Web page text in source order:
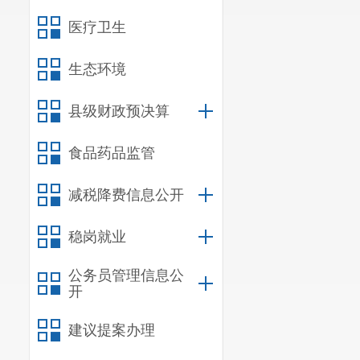
医疗卫生
生态环境
县级财政预决算
食品药品监管
减税降费信息公开
稳岗就业
公务员管理信息公
开
建议提案办理